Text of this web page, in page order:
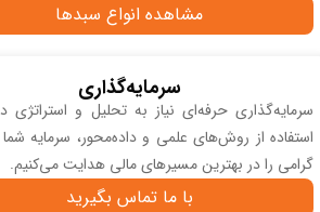
مشاهده انواع سبدها
سرمایه‌گذاری
سرمایه‌گذاری حرفه‌ای نیاز به تحلیل و استراتژی
استفاده از روش‌های علمی و داده‌محور، سرمایه
گرامی را در بهترین مسیرهای مالی هدایت می‌کنیم.
با ما تماس بگیرید